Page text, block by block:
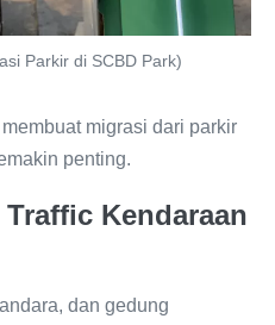
Parkir di SCBD Park)
migrasi dari parkir
penting.
Kendaraan
dan gedung